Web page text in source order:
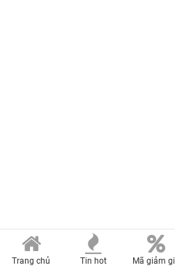
Trang chủ Tin hot Mã giảm